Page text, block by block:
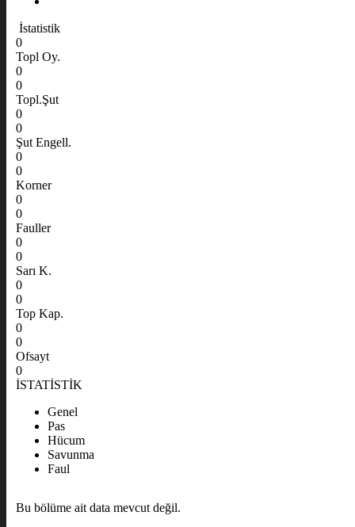
İstatistik
0
Topl Oy.
0
0
Topl.Şut
0
0
Şut Engell.
0
0
Korner
0
0
Fauller
0
0
Sarı K.
0
0
Top Kap.
0
0
Ofsayt
0
İSTATİSTİK
Genel
Pas
Hücum
Savunma
Faul
Bu bölüme ait data mevcut değil.